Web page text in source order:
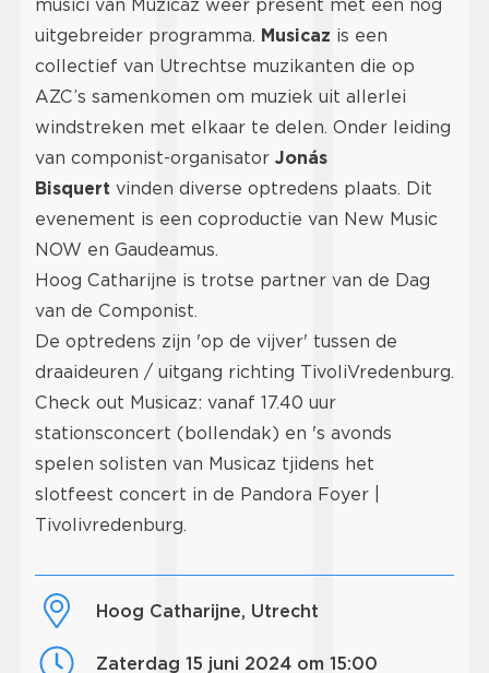
musici van Muzicaz weer present met een nóg
uitgebreider programma. Musicaz is een
collectief van Utrechtse muzikanten die op
AZC’s samenkomen om muziek uit allerlei
windstreken met elkaar te delen. Onder leiding
van componist-organisator Jonás
Bisquert vinden diverse optredens plaats. Dit
evenement is een coproductie van New Music
NOW en Gaudeamus.
Hoog Catharijne is trotse partner van de Dag
van de Componist.
De optredens zijn 'op de vijver' tussen de
draaideuren / uitgang richting TivoliVredenburg.
Check out Musicaz: vanaf 17.40 uur
stationsconcert (bollendak) en 's avonds
spelen solisten van Musicaz tjidens het
slotfeest concert in de Pandora Foyer |
Tivolivredenburg.
Hoog Catharijne, Utrecht
zaterdag 15 juni 2024 om 15:00